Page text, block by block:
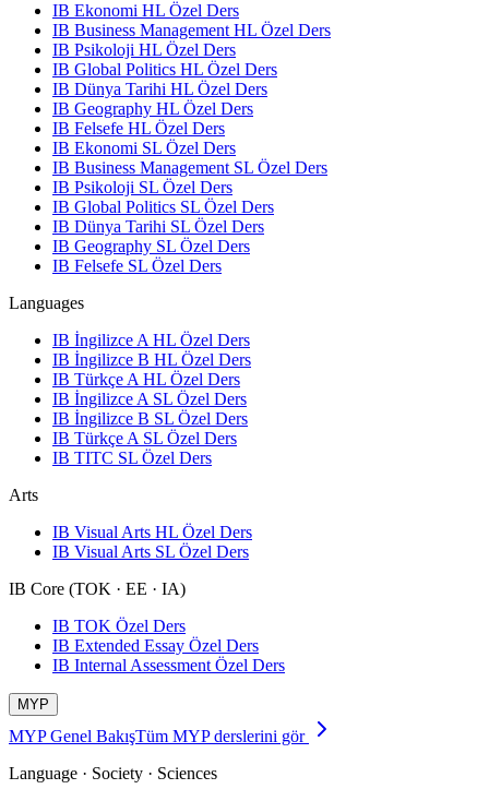
IB Ekonomi HL Özel Ders
IB Business Management HL Özel Ders
IB Psikoloji HL Özel Ders
IB Global Politics HL Özel Ders
IB Dünya Tarihi HL Özel Ders
IB Geography HL Özel Ders
IB Felsefe HL Özel Ders
IB Ekonomi SL Özel Ders
IB Business Management SL Özel Ders
IB Psikoloji SL Özel Ders
IB Global Politics SL Özel Ders
IB Dünya Tarihi SL Özel Ders
IB Geography SL Özel Ders
IB Felsefe SL Özel Ders
Languages
IB İngilizce A HL Özel Ders
IB İngilizce B HL Özel Ders
IB Türkçe A HL Özel Ders
IB İngilizce A SL Özel Ders
IB İngilizce B SL Özel Ders
IB Türkçe A SL Özel Ders
IB TITC SL Özel Ders
Arts
IB Visual Arts HL Özel Ders
IB Visual Arts SL Özel Ders
IB Core (TOK · EE · IA)
IB TOK Özel Ders
IB Extended Essay Özel Ders
IB Internal Assessment Özel Ders
MYP
MYP Genel BakışTüm MYP derslerini gör
Language · Society · Sciences